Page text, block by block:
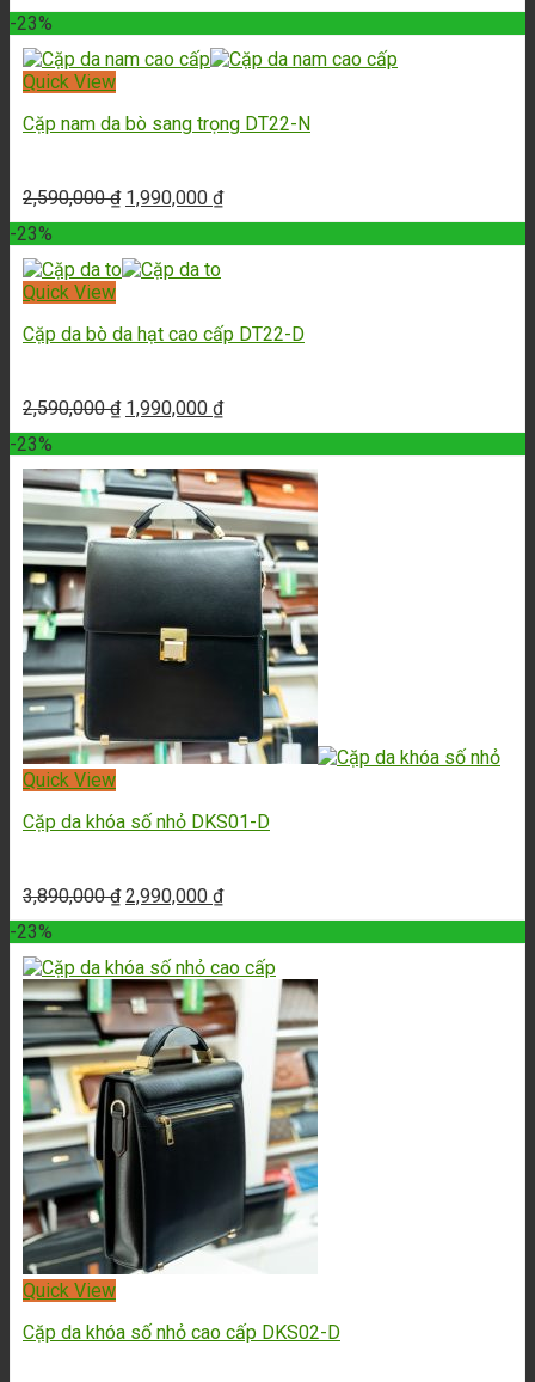
-23%
Quick View
Cặp nam da bò sang trọng DT22-N
2,590,000₫ 1,990,000 ₫
-23%
Quick View
Cặp da bò da hạt cao cấp DT22-D
2,590,000₫ 1,990,000 ₫
-23%
Quick View
Cặp da khóa số nhỏ DKS01-D
3,890,000₫ 2,990,000 ₫
-23%
Quick View
Cặp da khóa số nhỏ cao cấp DKS02-D